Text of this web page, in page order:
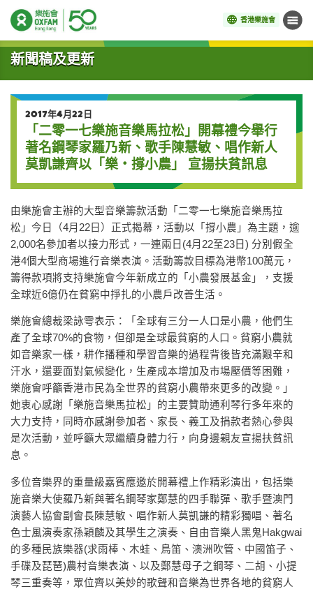
香港樂施會 目錄
開始主要內容
新聞稿及更新
2017年4月22日
「二零一七樂施音樂馬拉松」開幕禮今舉行
著名鋼琴家羅乃新、歌手陳慧敏、唱作新人
莫凱謙齊以「樂‧撐小農」 宣揚扶貧訊息
由樂施會主辦的大型音樂籌款活動「二零一七樂施音樂馬拉
松」今日（4月22日）正式揭幕，活動以「撐小農」為主題，逾
2,000名參加者以接力形式，一連兩日(4月22至23日) 分別假全
港4個大型商場進行音樂表演。活動籌款目標為港幣100萬元，
籌得款項將支持樂施會今年新成立的「小農發展基金」，支援
全球近6億仍在貧窮中掙扎的小農戶改善生活。
樂施會總裁梁詠雩表示：「全球有三分一人口是小農，他們生
產了全球70%的食物，但卻是全球最貧窮的人口。貧窮小農就
如音樂家一樣，耕作播種和學習音樂的過程背後皆充滿艱辛和
汗水，還要面對氣候變化，生產成本增加及市場壓價等困難，
樂施會呼籲香港市民為全世界的貧窮小農帶來更多的改變。」
她衷心感謝「樂施音樂馬拉松」的主要贊助通利琴行多年來的
大力支持，同時亦感謝參加者、家長、義工及捐款者熱心參與
是次活動，並呼籲大眾繼續身體力行，向身邊親友宣揚扶貧訊
息。
多位音樂界的重量級嘉賓應邀於開幕禮上作精彩演出，包括樂
施音樂大使羅乃新與著名鋼琴家鄭慧的四手聯彈、歌手暨澳門
演藝人協會副會長陳慧敏、唱作新人莫凱謙的精彩獨唱、著名
色士風演奏家孫穎麟及其學生之演奏、自由音樂人黑鬼Hakgwai
的多種民族樂器(求雨棒、木蛙、鳥笛、澳洲吹管、中國笛子、
手碟及琵琶)農村音樂表演、以及鄭慧母子之鋼琴、二胡、小提
琴三重奏等，眾位齊以美妙的歌聲和音樂為世界各地的貧窮人